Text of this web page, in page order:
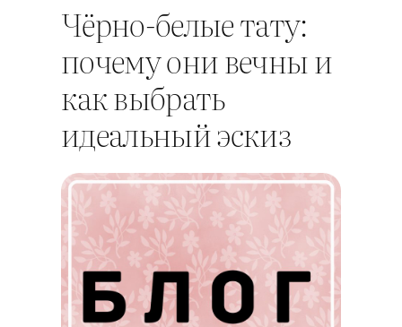
Чёрно-белые тату:
почему они вечны и
как выбрать
идеальный эскиз